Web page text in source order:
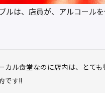
ルは、店員が、アルコール
カル食堂なのに店内は、とても
です!!